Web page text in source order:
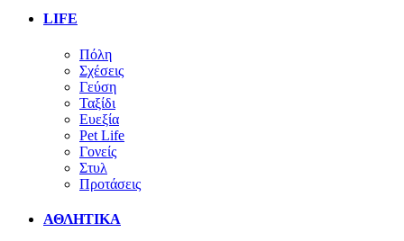
LIFE
Πόλη
Σχέσεις
Γεύση
Ταξίδι
Ευεξία
Pet Life
Γονείς
Στυλ
Προτάσεις
ΑΘΛΗΤΙΚΑ